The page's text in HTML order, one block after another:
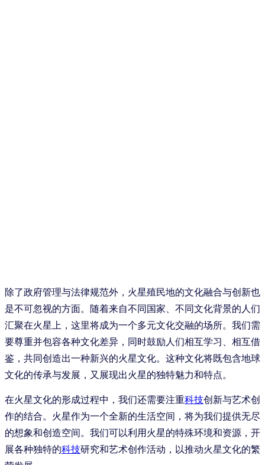
除了政府管理与法律规范外，火星殖民地的文化融合与创新也
是不可忽视的方面。随着来自不同国家、不同文化背景的人们
汇聚在火星上，这里将成为一个多元文化交融的场所。我们需
要尊重并包容各种文化差异，同时鼓励人们相互学习、相互借
鉴，共同创造出一种新兴的火星文化。这种文化将既包含地球
文化的传承与发展，又展现出火星的独特魅力和特点。
在火星文化的形成过程中，我们还需要注重科技创新与艺术创
作的结合。火星作为一个全新的生活空间，将为我们提供无尽
的想象和创造空间。我们可以利用火星的特殊环境和资源，开
展各种独特的科技研究和艺术创作活动，以推动火星文化的繁